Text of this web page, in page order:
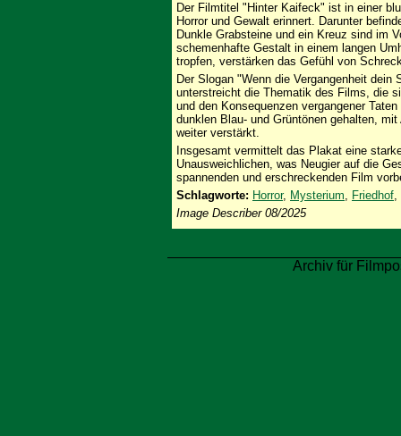
Der Filmtitel "Hinter Kaifeck" ist in einer
Horror und Gewalt erinnert. Darunter
Dunkle Grabsteine und ein Kreuz sind im
schemenhafte Gestalt in einem langen
tropfen, verstärken das Gefühl von
Der Slogan "Wenn die Vergangenheit
unterstreicht die Thematik des Films, die
und den Konsequenzen vergangener
dunklen Blau- und Grüntönen gehalten,
weiter verstärkt.
Insgesamt vermittelt das Plakat eine
Unausweichlichen, was Neugier auf die
spannenden und erschreckenden Film
Schlagworte: Horror, Mysterium, Friedhof,
Image Describer 08/2025
Archiv für